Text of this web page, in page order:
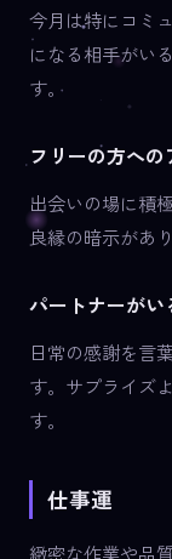
今月は特にコミ
になる相手がい
す。
フリーの方へ
出会いの場に積
良縁の暗示があり
パートナーが
日常の感謝を言
す。サプライズ
す。
仕事運
緻密な作業や品